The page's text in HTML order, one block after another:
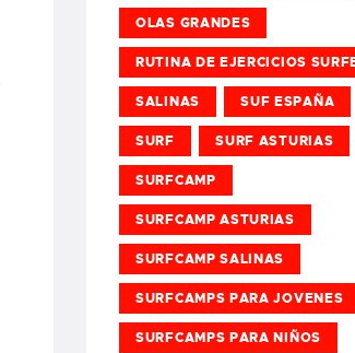
OLAS GRANDES
RUTINA DE EJERCICIOS
SALINAS SUF ESPAÑA
SURF SURF ASTURIAS
SURFCAMP
SURFCAMP ASTURIAS
SURFCAMP SALINAS
SURFCAMPS PARA JOVENES
SURFCAMPS PARA NIÑOS